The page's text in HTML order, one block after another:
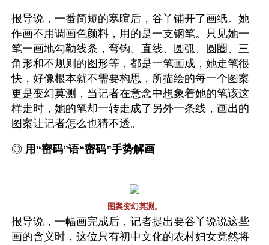
报导说，一番简短的寒暄后，谷丫铺开了画纸。她
作画不用调画色颜料，用的是一支钢笔。只见她一
笔一画地勾勒线条，弯钩、直线、圆弧、圆圈、三
角形和不规则的图形等，都是一笔画成，她走笔很
快，好像根本就不需要构思，所描绘的每一个图案
更是变幻莫测，当记者在意念中想象着她的笔该这
样走时，她的笔却一转走成了另外一条线，画出的
图案让记者怎么也猜不透。
◎ 用“密码”语“密码”手势解画
图案变幻莫测。
报导说，一幅画完成后，记者提出要谷丫说说这些
画的含义时，这位只有初中文化的农村妇女竟然将